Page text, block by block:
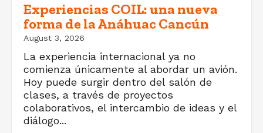
Experiencias COIL: una nueva
forma de la Anáhuac Cancún
August 3, 2026
La experiencia internacional ya no
comienza únicamente al abordar un avión.
Hoy puede surgir dentro del salón de
clases, a través de proyectos
colaborativos, el intercambio de ideas y el
diálogo...